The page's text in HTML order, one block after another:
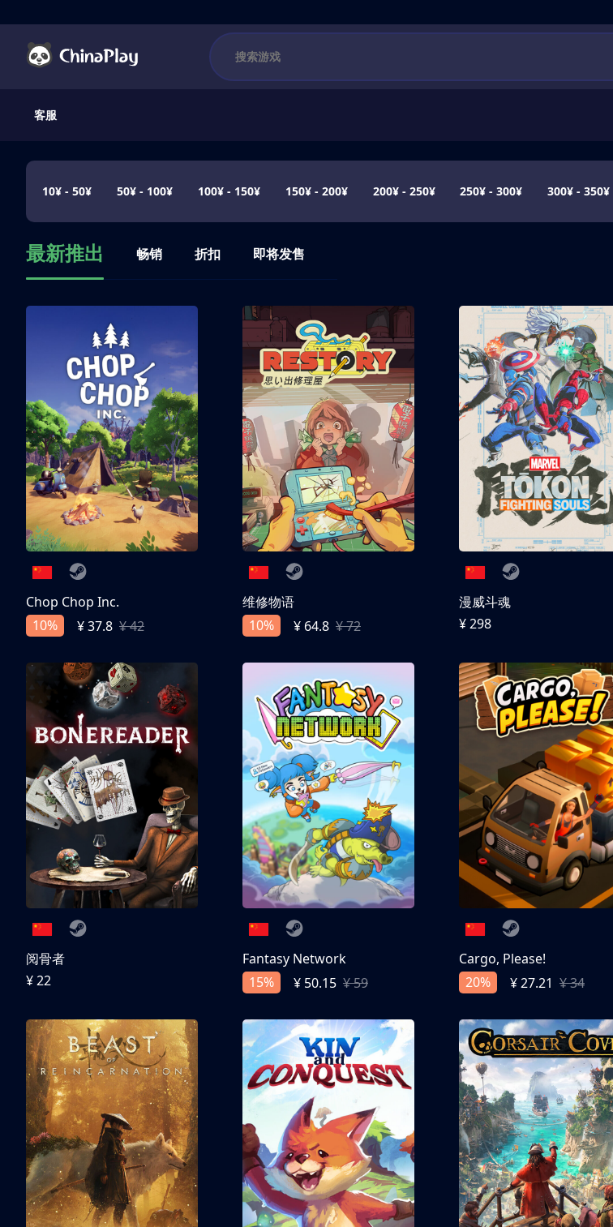
客服
10¥ - 50¥ 50¥ - 100¥ 100¥ - 150¥ 150¥ - 200¥ 200¥ - 250¥ 250¥ - 300¥ 300¥ - 350¥
最新推出 畅销 折扣 即将发售
Chop Chop Inc.
10%
¥ 37.8 ¥ 42
维修物语
10%
¥ 64.8 ¥ 72
漫威斗魂
¥ 298
阅骨者
¥ 22
Fantasy Network
15%
¥ 50.15 ¥ 59
Cargo, Please!
20%
¥ 27.21 ¥ 34